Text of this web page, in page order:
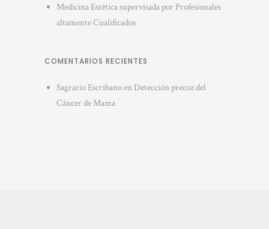
Medicina Estética supervisada por Profesionales
altamente Cualificados
COMENTARIOS RECIENTES
Sagrario Escribanoen Detección precoz del
Cáncer de Mama